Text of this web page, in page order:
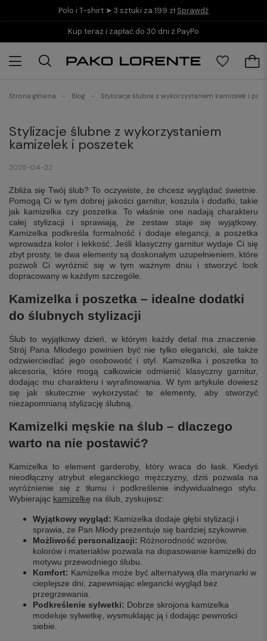
Polo i T-shirt ➤ 3 sztuki za 199 zł Sprawdź
Kup teraz i zapłać do 30 dni z PayPo
Strona główna Blog Stylizacje ślubne z wykorzystaniem kamizelek i
Stylizacje ślubne z wykorzystaniem
kamizelek i poszetek
2025-04-22
Zbliża się Twój ślub? To oczywiste, że chcesz wyglądać świetnie.
Pomogą Ci w tym dobrej jakości garnitur, koszula i dodatki, takie
jak kamizelka czy poszetka. To właśnie one nadają charakteru
całej stylizacji i sprawiają, że zestaw staje się wyjątkowy.
Kamizelka podkreśla formalność i dodaje elegancji, a poszetka
wprowadza kolor i lekkość. Jeśli klasyczny garnitur wydaje Ci się
zbyt prosty, te dwa elementy są doskonałym uzupełnieniem, które
pozwoli Ci wyróżnić się w tym ważnym dniu i stworzyć look
dopracowany w każdym szczególe.
Kamizelka i poszetka – idealne dodatki
do ślubnych stylizacji
Ślub to wyjątkowy dzień, w którym każdy detal ma znaczenie.
Strój Pana Młodego powinien być nie tylko elegancki, ale także
odzwierciedlać jego osobowość i styl. Kamizelka i poszetka to
akcesoria, które mogą całkowicie odmienić klasyczny garnitur,
dodając mu charakteru i wyrafinowania. W tym artykule dowiesz
się jak skutecznie wykorzystać te elementy, aby stworzyć
niezapomnianą stylizację ślubną.
Kamizelki męskie na ślub – dlaczego
warto na nie postawić?
Kamizelka to element garderoby, który wraca do łask. Kiedyś
nieodłączny atrybut eleganckiego mężczyzny, dziś pozwala na
wyróżnienie się z tłumu i podkreślenie indywidualnego stylu.
Wybierając kamizelkę na ślub, zyskujesz:
Wyjątkowy wygląd: Kamizelka dodaje głębi stylizacji i
sprawia, że Pan Młody prezentuje się bardziej szykownie.
Możliwość personalizacji: Różnorodność wzorów,
kolorów i materiałów pozwala na dopasowanie kamizelki do
motywu przewodniego ślubu.
Komfort: Kamizelka może być alternatywą dla marynarki w
cieplejsze dni, zapewniając elegancki wygląd bez
przegrzewania.
Podkreślenie sylwetki: Dobrze skrojona kamizelka
modeluje sylwetkę, wysmuklając ją i dodając pewności
siebie.